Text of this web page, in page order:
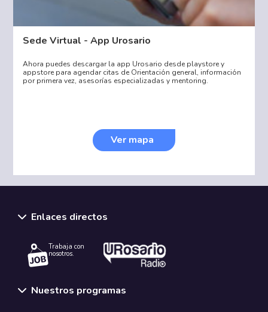
Sede Virtual - App Urosario
Ahora puedes descargar la app Urosario desde playstore y
appstore para agendar citas de Orientación general, información
por primera vez, asesorías especializadas y mentoring.
Ver mapa
Enlaces directos
Trabaja con
nosotros.
Nuestros programas